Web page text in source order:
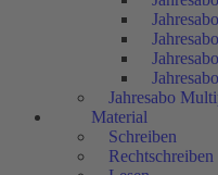
Jahresabo
Material
Schreiben
Rechtschreiben